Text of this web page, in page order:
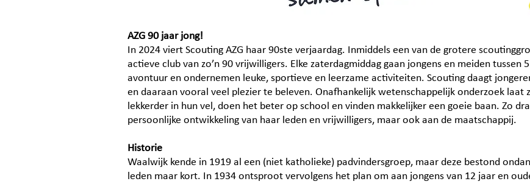
AZG 90 jaar jong!
In 2024 viert Scouting AZG haar 90ste verjaardag. Inmiddels een van de grotere
actieve club van zo’n 90 vrijwilligers. Elke zaterdagmiddag gaan jongens en meiden tussen
avontuur en ondernemen leuke, sportieve en leerzame activiteiten. Scouting daagt
en daaraan vooral veel plezier te beleven. Onafhankelijk wetenschappelijk onderzoek laat
lekkerder in hun vel, doen het beter op school en vinden makkelijker een goeie baan. Zo
persoonlijke ontwikkeling van haar leden en vrijwilligers, maar ook aan de maatschappij.
Historie
Waalwijk kende in 1919 al een (niet katholieke) padvindersgroep, maar deze bestond
leden maar kort. In 1934 ontsproot vervolgens het plan om aan jongens van 12 jaar en